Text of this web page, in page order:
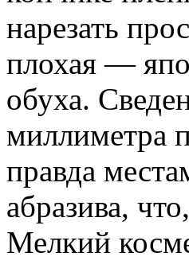
нарезать
плохая —
обуха.
миллиметра
правда
абразива,
Мелкий